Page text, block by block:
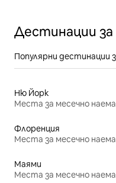
Дестинации за
Популярни дестинации
Ню Йорк
Места за месечно
Флоренция
Места за месечно
Маями
Места за месечно